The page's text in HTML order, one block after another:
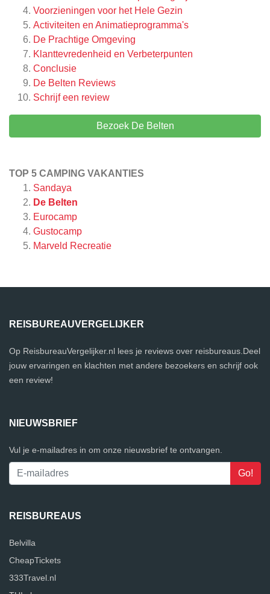
Voorzieningen voor het Hele Gezin
Activiteiten en Animatieprogramma's
De Prachtige Omgeving
Klanttevredenheid en Verbeterpunten
Conclusie
De Belten Reviews
Schrijf een review
Bezoek De Belten
TOP 5 CAMPING VAKANTIES
Sandaya
De Belten
Eurocamp
Gustocamp
Marveld Recreatie
REISBUREAUVERGELIJKER
Op ReisbureauVergelijker.nl lees je reviews over reisbureaus.Deel
jouw ervaringen en klachten met andere bezoekers en schrijf ook
een review!
NIEUWSBRIEF
Vul je e-mailadres in om onze nieuwsbrief te ontvangen.
REISBUREAUS
Belvilla
CheapTickets
333Travel.nl